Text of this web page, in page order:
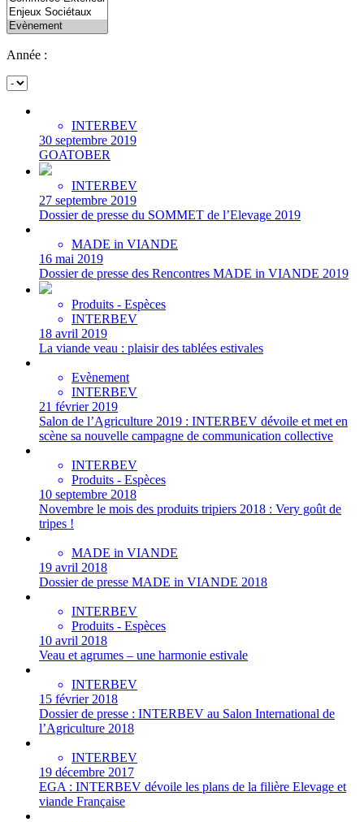
Année :
INTERBEV
30 septembre 2019
GOATOBER
INTERBEV
27 septembre 2019
Dossier de presse du SOMMET de l’Elevage 2019
MADE in VIANDE
16 mai 2019
Dossier de presse des Rencontres MADE in VIANDE 2019
Produits - Espèces
INTERBEV
18 avril 2019
La viande veau : plaisir des tablées estivales
Evènement
INTERBEV
21 février 2019
Salon de l’Agriculture 2019 : INTERBEV dévoile et met en
scène sa nouvelle campagne de communication collective
INTERBEV
Produits - Espèces
10 septembre 2018
Novembre le mois des produits tripiers 2018 : Very goût de
tripes !
MADE in VIANDE
19 avril 2018
Dossier de presse MADE in VIANDE 2018
INTERBEV
Produits - Espèces
10 avril 2018
Veau et agrumes – une harmonie estivale
INTERBEV
15 février 2018
Dossier de presse : INTERBEV au Salon International de
l’Agriculture 2018
INTERBEV
19 décembre 2017
EGA : INTERBEV dévoile les plans de la filière Elevage et
viande Française